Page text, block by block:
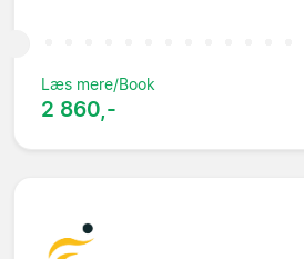
Læs mere/Book
2 860,-